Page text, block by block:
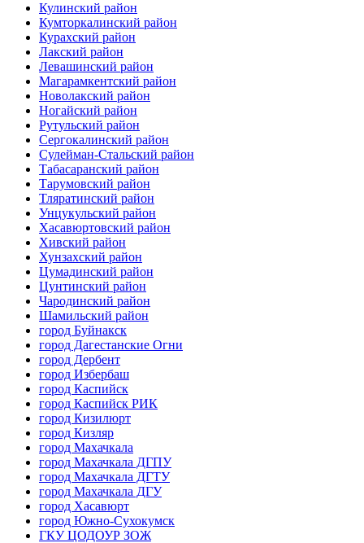
Кулинский район
Кумторкалинский район
Курахский район
Лакский район
Левашинский район
Магарамкентский район
Новолакский район
Ногайский район
Рутульский район
Сергокалинский район
Сулейман-Стальский район
Табасаранский район
Тарумовский район
Тляратинский район
Унцукульский район
Хасавюртовский район
Хивский район
Хунзахский район
Цумадинский район
Цунтинский район
Чародинский район
Шамильский район
город Буйнакск
город Дагестанские Огни
город Дербент
город Избербаш
город Каспийск
город Каспийск РИК
город Кизилюрт
город Кизляр
город Махачкала
город Махачкала ДГПУ
город Махачкала ДГТУ
город Махачкала ДГУ
город Хасавюрт
город Южно-Сухокумск
ГКУ ЦОДОУР ЗОЖ